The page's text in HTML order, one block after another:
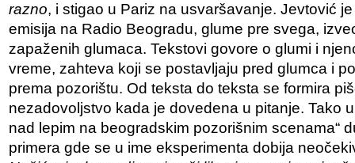
razno, i stigao u Pariz na usvaršavanje. Jevtović
emisija na Radio Beogradu, glume pre svega,
zapaženih glumaca. Tekstovi govore o glumi i
vreme, zahteva koji se postavljaju pred glumca i
prema pozorištu. Od teksta do teksta se formira
nezadovoljstvo kada je dovedena u pitanje. Tako
nad lepim na beogradskim pozorišnim scenama“
primera gde se u ime eksperimenta dobija